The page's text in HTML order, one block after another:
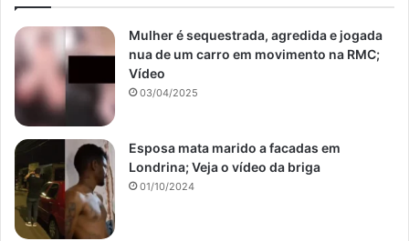
Mulher é sequestrada, agredida e jogada
nua de um carro em movimento na RMC;
Vídeo
03/04/2025
Esposa mata marido a facadas em
Londrina; Veja o vídeo da briga
01/10/2024